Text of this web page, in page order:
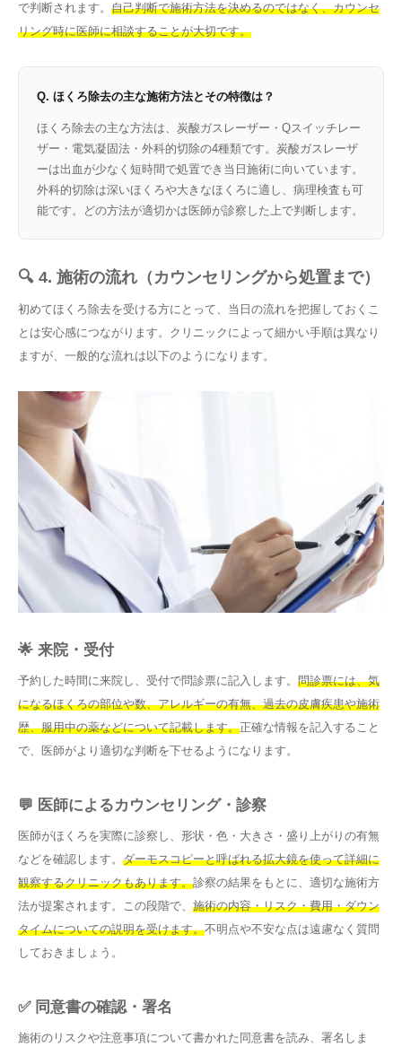
で判断されます。 自己判断で施術方法を決めるのではなく、カウンセ
リング時に医師に相談することが大切です。
Q. ほくろ除去の主な施術方法とその特徴は？
ほくろ除去の主な方法は、炭酸ガスレーザー・Qスイッチレー
ザー・電気凝固法・外科的切除の4種類です。炭酸ガスレーザ
ーは出血が少なく短時間で処置でき当日施術に向いています。
外科的切除は深いほくろや大きなほくろに適し、病理検査も可
能です。どの方法が適切かは医師が診察した上で判断します。
🔍 4. 施術の流れ（カウンセリングから処置まで）
初めてほくろ除去を受ける方にとって、当日の流れを把握しておくこ
とは安心感につながります。クリニックによって細かい手順は異なり
ますが、一般的な流れは以下のようになります。
🌟 来院・受付
予約した時間に来院し、受付で問診票に記入します。 問診票には、気
になるほくろの部位や数、アレルギーの有無、過去の皮膚疾患や施術
歴、服用中の薬などについて記載します。正確な情報を記入すること
で、医師がより適切な判断を下せるようになります。
💬 医師によるカウンセリング・診察
医師がほくろを実際に診察し、形状・色・大きさ・盛り上がりの有無
などを確認します。 ダーモスコピーと呼ばれる拡大鏡を使って詳細に
観察するクリニックもあります。診察の結果をもとに、適切な施術方
法が提案されます。この段階で、 施術の内容・リスク・費用・ダウン
タイムについての説明を受けます。不明点や不安な点は遠慮なく質問
しておきましょう。
✅ 同意書の確認・署名
施術のリスクや注意事項について書かれた同意書を読み、署名しま